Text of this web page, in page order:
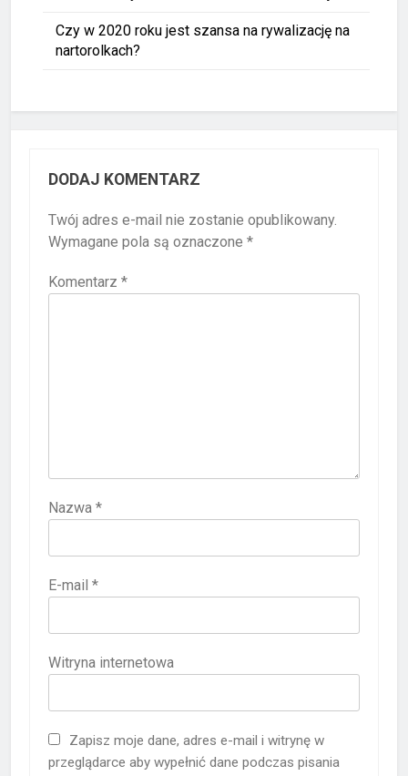
Czy w 2020 roku jest szansa na rywalizację na
nartorolkach?
DODAJ KOMENTARZ
Twój adres e-mail nie zostanie opublikowany.
Wymagane pola są oznaczone *
Komentarz *
Nazwa *
E-mail *
Witryna internetowa
Zapisz moje dane, adres e-mail i witrynę w
przeglądarce aby wypełnić dane podczas pisania